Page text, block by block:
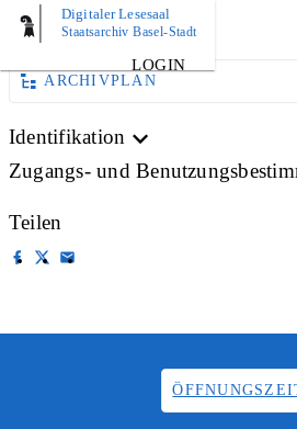
Digitaler Lesesaal
Staatsarchiv Basel-Stadt
LOGIN
AKTE
ARCHIVPLAN
Identifikation
Zugangs- und
Teilen